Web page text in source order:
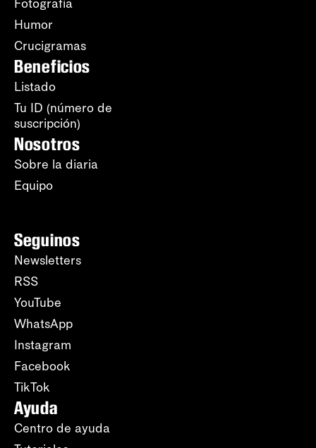
Fotografía
Humor
Crucigramas
Beneficios
Listado
Tu ID (número de
suscripción)
Nosotros
Sobre la diaria
Equipo
Seguinos
Newsletters
RSS
YouTube
WhatsApp
Instagram
Facebook
TikTok
Ayuda
Centro de ayuda